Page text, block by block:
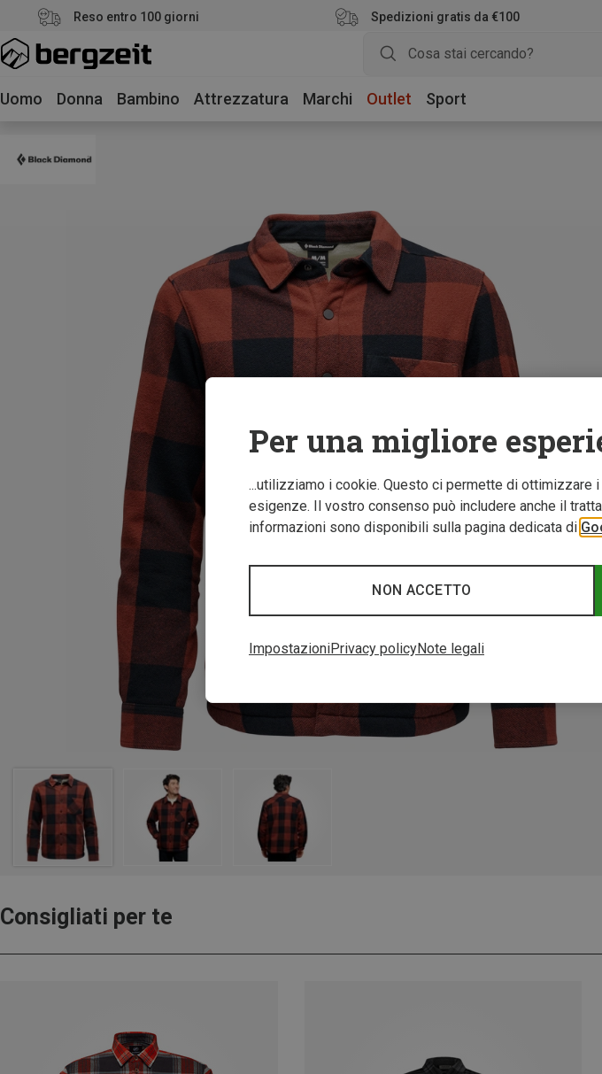
Reso entro 100 giorni Spedizioni gratis da €100
Uomo Donna Bambino Attrezzatura Marchi Outlet Sport
Consigliati per te
Per una migliore
...utilizziamo i cookie. Questo ci permette di
esigenze. Il vostro consenso può includere anche il
informazioni sono disponibili sulla pagina dedicata di
NON ACCETTO
ImpostazioniPrivacy policyNote legali